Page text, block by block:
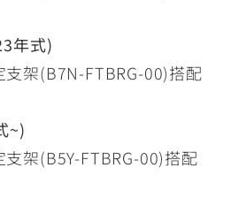
年式)
架(B7N-FTBRG-00)搭配
~)
架(B5Y-FTBRG-00)搭配